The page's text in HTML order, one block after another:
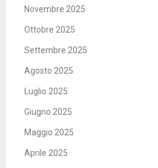
Novembre 2025
Ottobre 2025
Settembre 2025
Agosto 2025
Luglio 2025
Giugno 2025
Maggio 2025
Aprile 2025